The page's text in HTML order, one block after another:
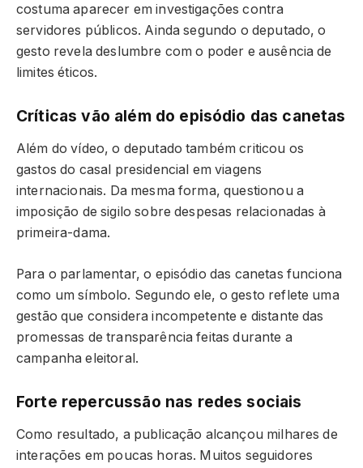
costuma aparecer em investigações contra
servidores públicos. Ainda segundo o deputado, o
gesto revela deslumbre com o poder e ausência de
limites éticos.
Críticas vão além do episódio das canetas
Além do vídeo, o deputado também criticou os
gastos do casal presidencial em viagens
internacionais. Da mesma forma, questionou a
imposição de sigilo sobre despesas relacionadas à
primeira-dama.
Para o parlamentar, o episódio das canetas funciona
como um símbolo. Segundo ele, o gesto reflete uma
gestão que considera incompetente e distante das
promessas de transparência feitas durante a
campanha eleitoral.
Forte repercussão nas redes sociais
Como resultado, a publicação alcançou milhares de
interações em poucas horas. Muitos seguidores